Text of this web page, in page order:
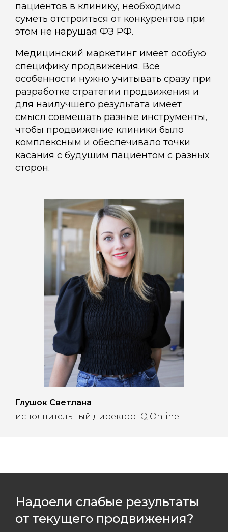
пациентов в клинику, необходимо
суметь отстроиться от конкурентов при
этом не нарушая ФЗ РФ.
Медицинский маркетинг имеет особую
специфику продвижения. Все
особенности нужно учитывать сразу при
разработке стратегии продвижения и
для наилучшего результата имеет
смысл совмещать разные инструменты,
чтобы продвижение клиники было
комплексным и обеспечивало точки
касания с будущим пациентом с разных
сторон.
Глушок Светлана
исполнительный директор IQ Online
Надоели слабые результаты
от текущего продвижения?